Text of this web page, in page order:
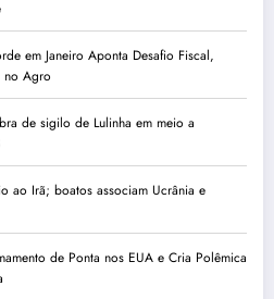
em Janeiro Aponta Desafio Fiscal,
no Agro
de sigilo de Lulinha em meio a
ao Irã; boatos associam Ucrânia e
de Ponta nos EUA e Cria Polêmica